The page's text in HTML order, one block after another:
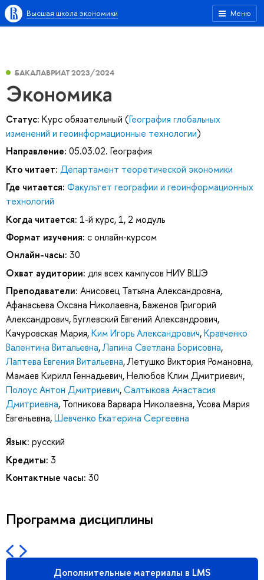
Меню
Высшая школа экономики
БАКАЛАВРИАТ 2023/2024
Экономика
Статус: Курс обязательный (География глобальных
изменений и геоинформационные технологии)
Направление: 05.03.02. География
Кто читает: Департамент теоретической экономики
Где читается: Факультет географии и геоинформационных
технологий
Когда читается: 1-й курс, 1, 2 модуль
Формат изучения: с онлайн-курсом
Онлайн-часы: 30
Охват аудитории: для всех кампусов НИУ ВШЭ
Преподаватели: Анисовец Татьяна Александровна,
Афанасьева Оксана Николаевна,Баженов Григорий
Александрович,Буглевский Евгений Александрович,
Качуровская Мария,Ким Игорь Александрович,Кравченко
Валентина Витальевна,Лапина Светлана Борисовна,
Лаптева Евгения Витальевна,Летушко Виктория Романовна,
Мамаев Кирилл Геннадьевич,Нелюбов Клим Дмитриевич,
Полоус Антон Дмитриевич,Салтыкова Анастасия
Дмитриевна, Топникова Варвара Николаевна,Усова Мария
Евгеньевна,Шевченко Екатерина Сергеевна
Язык: русский
Кредиты: 3
Контактные часы: 30
Программа дисциплины
Дополнительные материалы в LMS